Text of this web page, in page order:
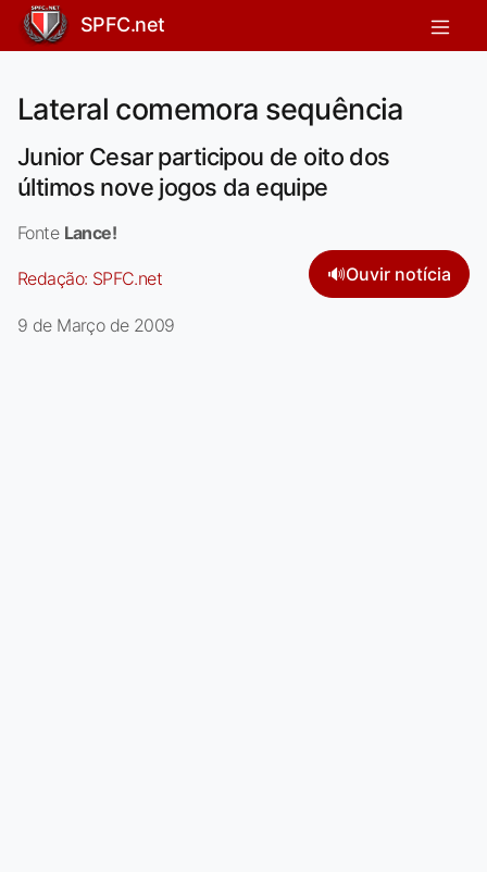
SPFC.net
Lateral comemora sequência
Junior Cesar participou de oito dos
últimos nove jogos da equipe
Fonte Lance!
Redação: SPFC.net 🔊Ouvir notícia
9 de Março de 2009